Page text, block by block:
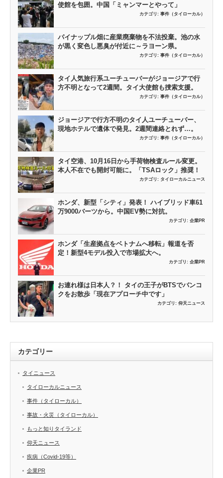
使館を包囲。中国「ミャンマーとやって」
カテゴリ: 事件（タイローカル）
パイナップル畑に産業廃棄物を不法投棄。池の水
が黒く変色し悪臭が付近に～ラヨーン県。
カテゴリ: 事件（タイローカル）
タイ人気旅行系ユーチューバーがジョージアで行
方不明となって2週間。タイ大使館も捜索支援。
カテゴリ: 事件（タイローカル）
ジョージアで行方不明のタイ人ユーチューバー、
現地ホテルで遺体で発見。2週間連絡とれず…。
カテゴリ: 事件（タイローカル）
タイ空港、10月16日から手荷物検査ルール変更。
本人不在でも開封可能に。「TSAロック」推奨！
カテゴリ: タイローカルニュース
ホンダ、新型「シティ」発表！ ハイブリッド車61
万9000バーツから。中国EV勢に対抗。
カテゴリ: 企業PR
ホンダ「生産拠点をベトナムへ移転」報道を否
定！新型4モデル投入で市場拡大へ。
カテゴリ: 企業PR
お連れ様は日本人？！ タイの王子がBTSでバンコ
クをお散歩「現在アプローチ中です」
カテゴリ: 仰天ニュース
カテゴリー
タイニュース
タイローカルニュース
事件（タイローカル）
事故・火災（タイローカル）
もっと知りタイランド
仰天ニュース
疾病（Covid-19等）
企業PR